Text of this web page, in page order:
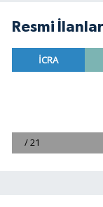
Resmi İlanlar